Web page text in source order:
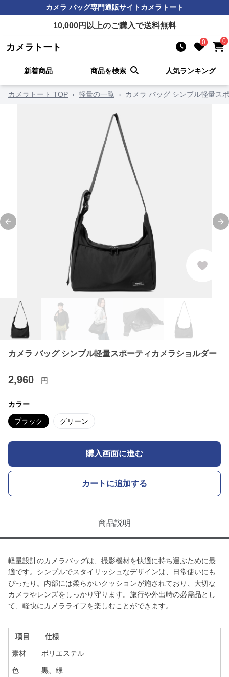
カメラ バッグ専門通販サイトカメラトート
10,000円以上のご購入で送料無料
カメラトート 0 0
新着商品 商品を検索 人気ランキング
カメラトート TOP › 軽量の一覧 › カメラ バッグ シンプル軽量ス
Previous slide
カメラ バッグ シンプル軽量スポーティカメラショルダー
2,960 円
カラー
ブラック グリーン
購入画面に進む
カートに追加する
商品説明
軽量設計のカメラバッグは、撮影機材を快適に持ち運ぶために最
適です。シンプルでスタイリッシュなデザインは、日常使いにも
ぴったり。内部には柔らかいクッションが施されており、大切な
カメラやレンズをしっかり守ります。旅行や外出時の必需品とし
て、軽快にカメラライフを楽しむことができます。
項目 仕様
素材 ポリエステル
色 黒、緑